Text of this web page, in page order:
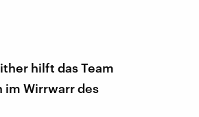
hilft das Team
im Wirrwarr des